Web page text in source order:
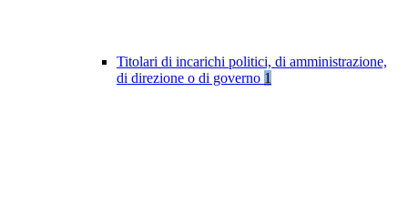
Titolari di incarichi politici, di amministrazione,
di direzione o di governo 1